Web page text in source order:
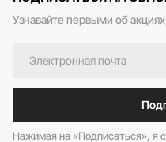
Узнавайте первыми об
Нажимая на «Подписаться», я